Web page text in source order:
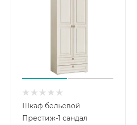
Шкаф бельевой
Престиж-1 сандал